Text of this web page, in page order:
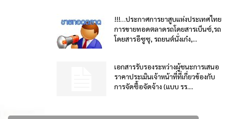
!!!…ประกาศการยาสูบแห่งประเทศไทย
การขายทอดตลาดรถโดยสารเบ็นซ์,รถ
โดยสารอีซูซุ, รถยนต์นั่งเก๋ง,...
เอกสารรับรองระหว่างผู้ชนะการเสนอ
ราคาประเมินเจ้าหน้าที่ที่เกี่ยวข้องกับ
การจัดซื้อจัดจ้าง (แบบ รร....